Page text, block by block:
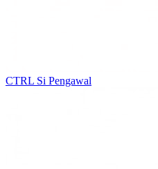
CTRL Si Pengawal